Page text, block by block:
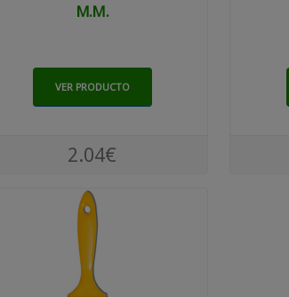
M.m.
VER PRODUCTO
2.04€